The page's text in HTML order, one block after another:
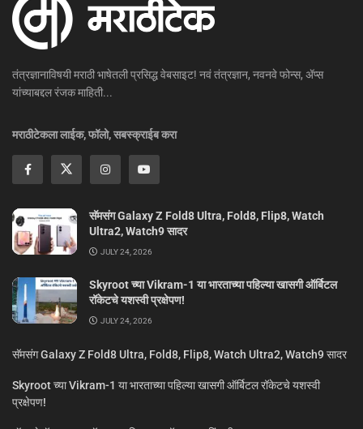
तंत्रज्ञानाविषयी मराठी भाषेतली प्रसिद्ध वेबसाइट! नवं तंत्रज्ञान, नवनवे फोन्स, ॲप्स
यांच्याबद्दल रंजक माहिती...
मराठीटेकला लाईक, फॉलो, सबस्क्राईब करा
सॅमसंग Galaxy Z Fold8 Ultra, Fold8, Flip8, Watch
Ultra2, Watch9 सादर
JULY 24, 2026
Skyroot च्या Vikram-1 या भारताच्या पहिल्या खासगी ऑर्बिटल
रॉकेटचे यशस्वी प्रक्षेपण!
JULY 24, 2026
सॅमसंग Galaxy Z Fold8 Ultra, Fold8, Flip8, Watch Ultra2, Watch9 सादर
Skyroot च्या Vikram-1 या भारताच्या पहिल्या खासगी ऑर्बिटल रॉकेटचे यशस्वी
प्रक्षेपण!